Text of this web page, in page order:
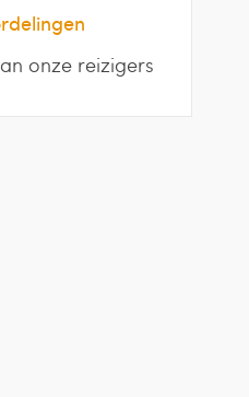
onze reizigers